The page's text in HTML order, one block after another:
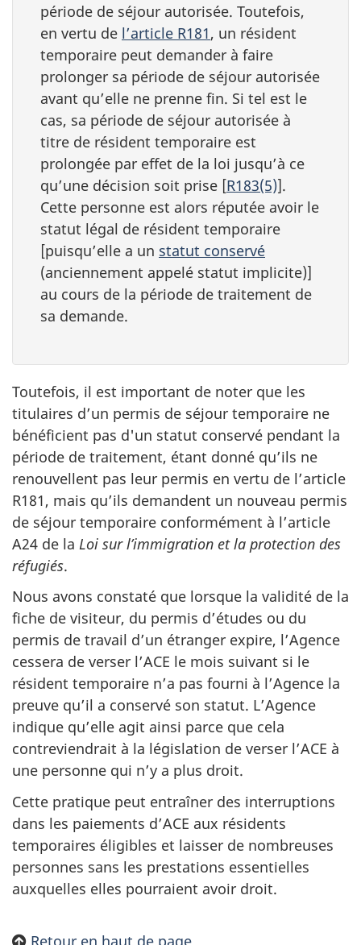
période de séjour autorisée. Toutefois,
en vertu de l’article R181, un résident
temporaire peut demander à faire
prolonger sa période de séjour autorisée
avant qu’elle ne prenne fin. Si tel est le
cas, sa période de séjour autorisée à
titre de résident temporaire est
prolongée par effet de la loi jusqu’à ce
qu’une décision soit prise [R183(5)].
Cette personne est alors réputée avoir le
statut légal de résident temporaire
[puisqu’elle a un statut conservé
(anciennement appelé statut implicite)]
au cours de la période de traitement de
sa demande.
Toutefois, il est important de noter que les
titulaires d’un permis de séjour temporaire ne
bénéficient pas d'un statut conservé pendant la
période de traitement, étant donné qu’ils ne
renouvellent pas leur permis en vertu de l’article
R181, mais qu’ils demandent un nouveau permis
de séjour temporaire conformément à l’article
A24 de la Loi sur l’immigration et la protection des
réfugiés.
Nous avons constaté que lorsque la validité de la
fiche de visiteur, du permis d’études ou du
permis de travail d’un étranger expire, l’Agence
cessera de verser l’ACE le mois suivant si le
résident temporaire n’a pas fourni à l’Agence la
preuve qu’il a conservé son statut. L’Agence
indique qu’elle agit ainsi parce que cela
contreviendrait à la législation de verser l’ACE à
une personne qui n’y a plus droit.
Cette pratique peut entraîner des interruptions
dans les paiements d’ACE aux résidents
temporaires éligibles et laisser de nombreuses
personnes sans les prestations essentielles
auxquelles elles pourraient avoir droit.
Retour en haut de page